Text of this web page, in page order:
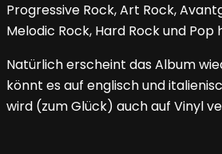
Progressive Rock, Art Rock,
Melodic Rock, Hard Rock und Pop
Natürlich erscheint das Album
könnt es auf englisch und
wird (zum Glück) auch auf Vinyl